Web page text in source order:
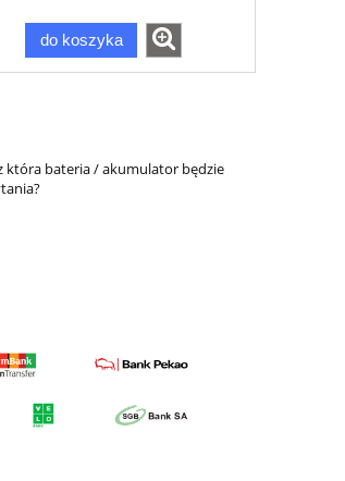
do koszyka
która bateria / akumulator będzie